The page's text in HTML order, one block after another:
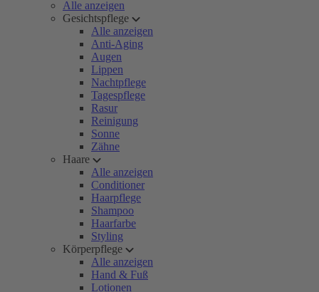
Alle anzeigen
Gesichtspflege
Alle anzeigen
Anti-Aging
Augen
Lippen
Nachtpflege
Tagespflege
Rasur
Reinigung
Sonne
Zähne
Haare
Alle anzeigen
Conditioner
Haarpflege
Shampoo
Haarfarbe
Styling
Körperpflege
Alle anzeigen
Hand & Fuß
Lotionen